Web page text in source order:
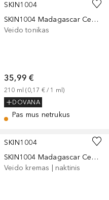
SKIN1004
SKIN1004 Madagascar Centella Tea-Trica Purifying Toner
Veido tonikas
35,99 €
210 ml (0,17 € / 1 ml)
DOVANA
Pas mus netrukus
SKIN1004
SKIN1004 Madagascar Centella Hyalu-Cica Sleeping Pack
Veido kremas | naktinis